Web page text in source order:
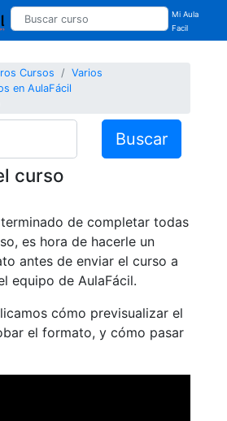
Mi Aula
Facil
Cursos
Varios
en AulaFácil
Buscar
curso
de completar todas
es hora de hacerle un
antes de enviar el curso a
equipo de AulaFácil.
cómo previsualizar el
el formato, y cómo pasar